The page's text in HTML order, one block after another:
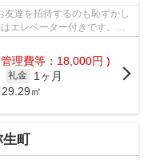
達を招待するのも恥ずかし
エレベーター付きです。お
理費等：18,000円 )
礼金
1ヶ月
㎡
生町